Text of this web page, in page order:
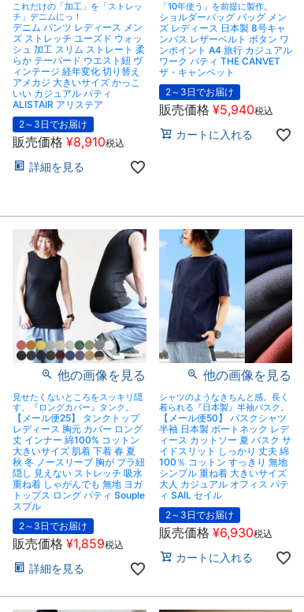
これだけの「加工」を「ストレッ
チ」デニムにっ！
デニム パンツ レディース メン
ズ ストレッチ ユーズド ウォッ
シュ 加工 スリム ストレート 柔
らか テーパード ウエスト紐 ヴ
ィンテージ 経年変化 切り替え
アメカジ 大きいサイズ かっこ
いい カジュアル パティ
ALISTAIR アリステア
2～3日でお届け
販売価格 ¥8,910税込
詳細を見る
「10年使う」を前提に製作。
ショルダーバッグ バッグ メン
ズ レディース 日本製 8号キャ
ンバス レザーベルト ボタン ワ
ンポイント A4 旅行 カジュアル
ワーク パティ THE CANVET
ザ・キャンベット
2～3日でお届け
販売価格 ¥5,940税込
カートに入れる
他の画像を見る
見せたくないところをスッキリ隠
す、『ロングカバー』タンク。
【メール便25】 タンクトップ
レディース 胸元 カバー ロング
丈 インナー 綿100% コットン
大きいサイズ 肌着 下着 春 夏
秋 冬 ノースリーブ 胸が ブラ紐
隠し 見えない ストレッチ 吸水
重ね着 しゃがんでも 無地 ヨガ
トップス ロング パティ Souple
スプル
2～3日でお届け
販売価格 ¥1,859税込
詳細を見る
他の画像を見る
シャツのようなきちんと感。長く
着られる『日本製』半袖バスク。
【メール便50】 バスクシャツ
半袖 日本製 ボートネック レデ
ィース カットソー 夏 バスク サ
イドスリット しっかり 丈夫 綿
100％ コットン すっきり 無地
シンプル 重ね着 大きいサイズ
大人 カジュアル オフィス パテ
ィ SAIL セイル
2～3日でお届け
販売価格 ¥6,930税込
カートに入れる